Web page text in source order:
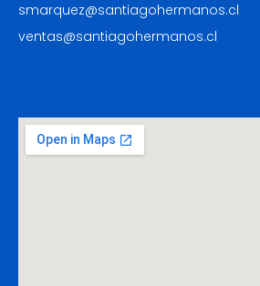
smarquez@santiagohermanos.cl
ventas@santiagohermanos.cl